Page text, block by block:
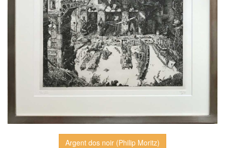
Argent dos noir (Philip Moritz)